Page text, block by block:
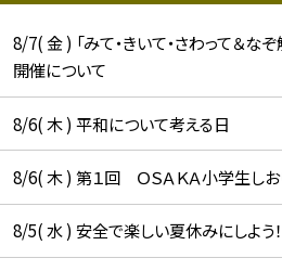
8/7( 金 ) 「みて・きいて・さわって＆な
開催について
8/6( 木 ) 平和について考える日
8/6( 木 ) 第１回 ＯＳＡＫＡ小学生しお
8/5( 水 ) 安全で楽しい夏休みにしよう！